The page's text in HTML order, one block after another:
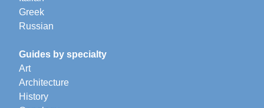
Greek
Russian
Guides by specialty
Art
Architecture
History